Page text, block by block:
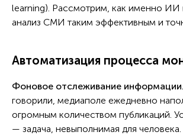
learning). Рассмотрим, как именно ИИ
анализ СМИ таким эффективным и
Автоматизация процесса
Фоновое отслеживание информации.
говорили, медиаполе ежедневно
огромным количеством публикаций.
— задача, невыполнимая для